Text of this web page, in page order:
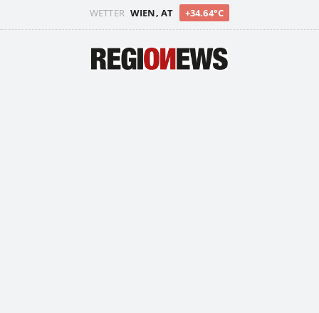
WETTER WIEN, AT +34.64°C